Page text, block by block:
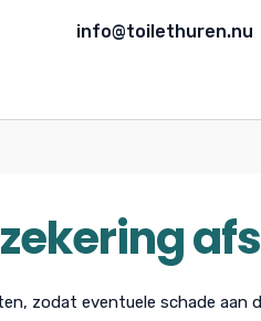
info@toilethuren.nu
zodat eventuele schade